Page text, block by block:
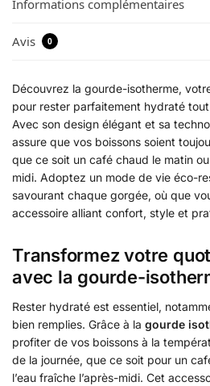
Informations complémentaires
Avis 0
Découvrez la gourde-isotherme,
pour rester parfaitement hydraté
Avec son design élégant et sa
assure que vos boissons soient
que ce soit un café chaud le matin
midi. Adoptez un mode de vie éco-
savourant chaque gorgée, où que
accessoire alliant confort, style et
Transformez votre
avec la gourde-
Rester hydraté est essentiel,
bien remplies. Grâce à la gourde
profiter de vos boissons à la
de la journée, que ce soit pour un
l’eau fraîche l’après-midi. Cet